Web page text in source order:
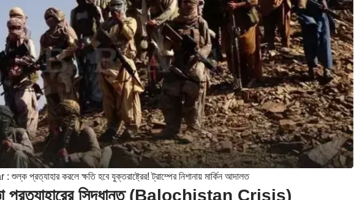
প্রত্যাহার করলে ক্ষতি হবে যুক্তরাষ্ট্রের! ট্রাম্পের নিশানায় মার্কিন আদালত
প্রত্যাহারের সিদ্ধান্ত (Balochistan Crisis)